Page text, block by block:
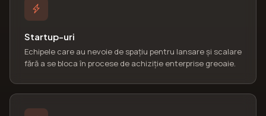
Startup-uri
Echipele care au nevoie de spațiu pentru lansare și scalare
fără a se bloca în procese de achiziție enterprise greoaie.